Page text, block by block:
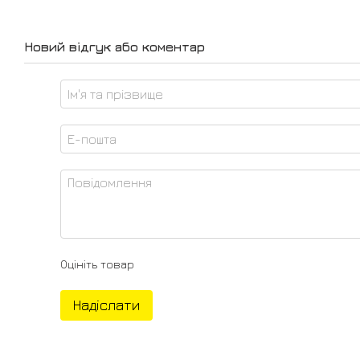
Новий відгук або коментар
Оцініть товар
Надіслати